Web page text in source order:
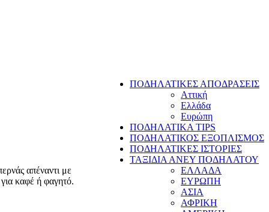
ΠΟΔΗΛΑΤΙΚΕΣ ΑΠΟΔΡΑΣΕΙΣ
Αττική
Ελλάδα
Ευρώπη
ΠΟΔΗΛΑΤΙΚΑ TIPS
ΠΟΔΗΛΑΤΙΚΟΣ ΕΞΟΠΛΙΣΜΟΣ
ΠΟΔΗΛΑΤΙΚΕΣ ΙΣΤΟΡΙΕΣ
ΤΑΞΙΔΙΑ ΑΝΕΥ ΠΟΔΗΛΑΤΟΥ
ΕΛΛΑΔΑ
ΕΥΡΩΠΗ
ΑΣΙΑ
ΑΦΡΙΚΗ
απέναντι με
καφέ ή φαγητό.